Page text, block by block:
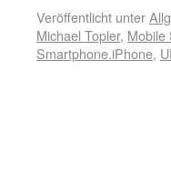
Veröffentlicht unter
Michael Topler, Mobile
Smartphone.iPhone,